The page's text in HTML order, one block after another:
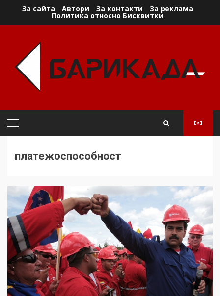
За сайта Автори За контакти За реклама
Политика относно Бисквитки
Primary
платежоспособност